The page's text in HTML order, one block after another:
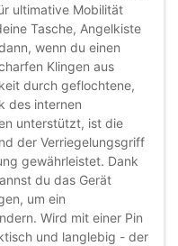
ultimative Mobilität
Tasche, Angelkiste
wenn du einen
Klingen aus
durch geflochtene,
des internen
unterstützt, ist die
der Verriegelungsgriff
gewährleistet. Dank
du das Gerät
um ein
Wird mit einer Pin
und langlebig - der